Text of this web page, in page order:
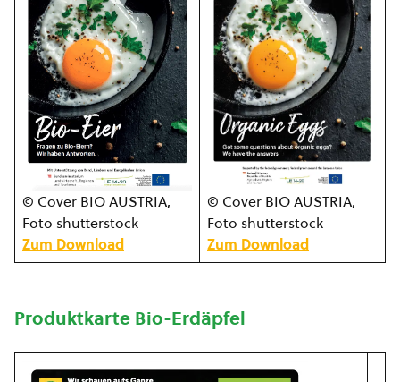
© Cover BIO AUSTRIA,
Foto shutterstock
Zum Download
© Cover BIO AUSTRIA,
Foto shutterstock
Zum Download
Produktkarte Bio-Erdäpfel